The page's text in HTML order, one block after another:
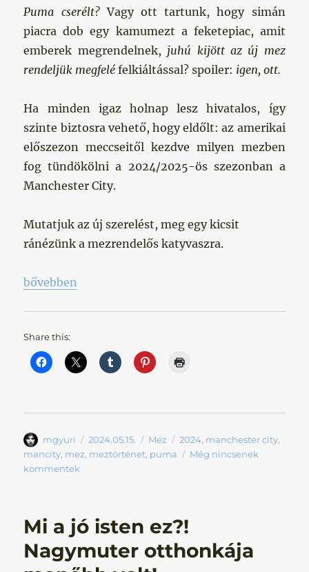
Puma cserélt?Vagy ott tartunk, hogy simán
piacra dob egy kamumezt a feketepiac, amit
emberek megrendelnek, juhú kijött az új mez
rendeljük megfelé felkiáltással? spoiler: igen, ott.
Ha minden igaz holnap lesz hivatalos, így
szinte biztosra vehető, hogy eldőlt: az amerikai
előszezon meccseitől kezdve milyen mezben
fog tündökölni a 2024/2025-ös szezonban a
Manchester City.
Mutatjuk az új szerelést, meg egy kicsit
ránézünk a mezrendelős katyvaszra.
„Lépj hamarabb, mint a tolvajok!”
bővebben
Share this:
Szerző
mgyuri Közzétéve
2024.05.15. Kategória
Mez Címke
2024, manchester city,
mancity, mez, meztörténet, puma
Még nincsenek
kommentek
Mi a jó isten ez?!
Nagymuter otthonkája